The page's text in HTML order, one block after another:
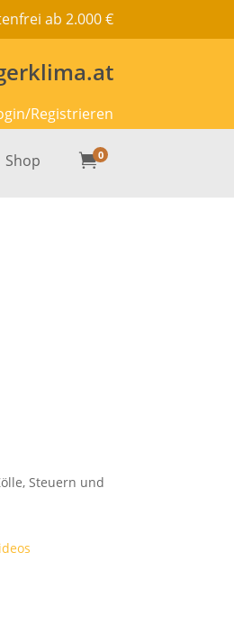
ab 2.000 €
Registrieren
Shop 0
Steuern und